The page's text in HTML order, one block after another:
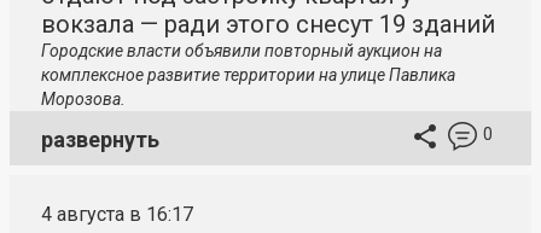
вокзала — ради этого снесут 19 зданий
Городские власти объявили повторный аукцион на
комплексное развитие территории на улице Павлика
Морозова.
развернуть 0
4 августа в 16:17